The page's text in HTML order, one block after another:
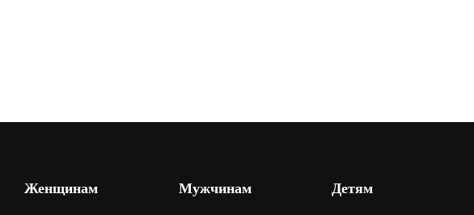
Женщинам Мужчинам Детям